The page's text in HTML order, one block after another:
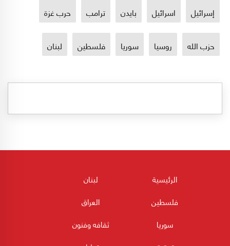
إسرائيل اسرائيل بايدن ترامب حرب غزة
حزب الله روسيا سوريا فلسطين لبنان
الرئيسية
لبنان
فلسطين
العراق
سوريا
ثقافه وفنون